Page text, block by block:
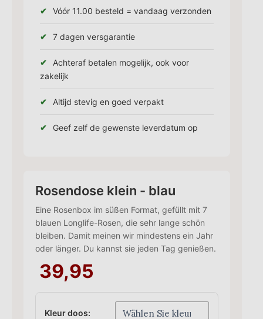
Vóór 11.00 besteld = vandaag verzonden
7 dagen versgarantie
Achteraf betalen mogelijk, ook voor
zakelijk
Altijd stevig en goed verpakt
Geef zelf de gewenste leverdatum op
Rosendose klein - blau
Eine Rosenbox im süßen Format, gefüllt mit 7
blauen Longlife-Rosen, die sehr lange schön
bleiben. Damit meinen wir mindestens ein Jahr
oder länger. Du kannst sie jeden Tag genießen.
39,95
Kleur doos: